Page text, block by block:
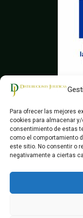
Para ofrecer las mejores
cookies para almacenar
consentimiento de estas
como el comportamiento
este sitio. No consentir o
negativamente a ciertas
©